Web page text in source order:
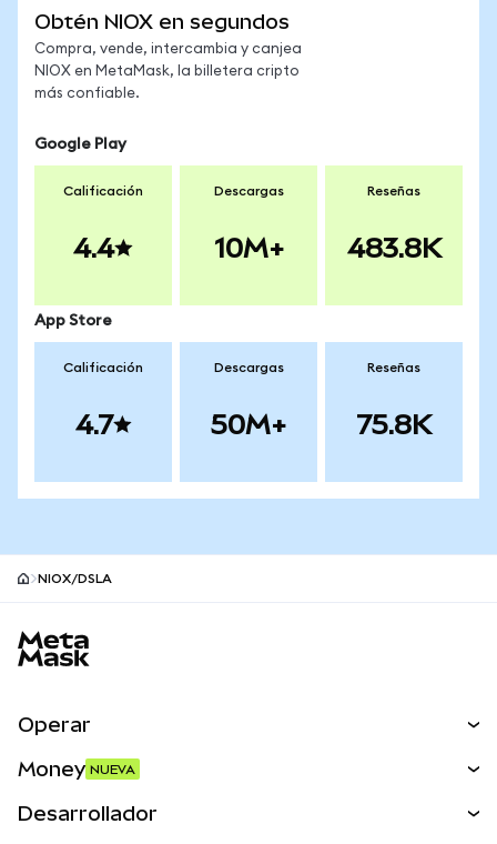
Obtén NIOX en segundos
Compra, vende, intercambia y canjea
NIOX en MetaMask, la billetera cripto
más confiable.
Google Play
Calificación
4.4
Descargas
10M+
Reseñas
483.8K
App Store
Calificación
4.7
Descargas
50M+
Reseñas
75.8K
NIOX/DSLA
Operar
Money NUEVA
Desarrollador